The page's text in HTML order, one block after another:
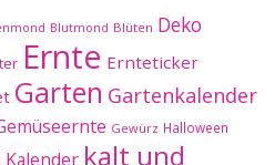
Blutmond Blüten Deko
Ernte Ernteticker
Garten Gartenkalender
Gewürz Halloween
Kalender kalt und